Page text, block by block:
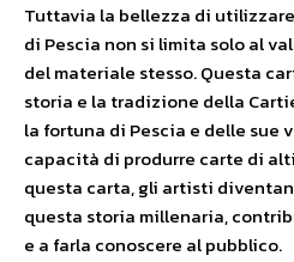
Tuttavia la bellezza di
di Pescia non si limita solo al
del materiale stesso. Questa
storia e la tradizione della
la fortuna di Pescia e delle sue
capacità di produrre carte di
questa carta, gli artisti
questa storia millenaria,
e a farla conoscere al pubblico.